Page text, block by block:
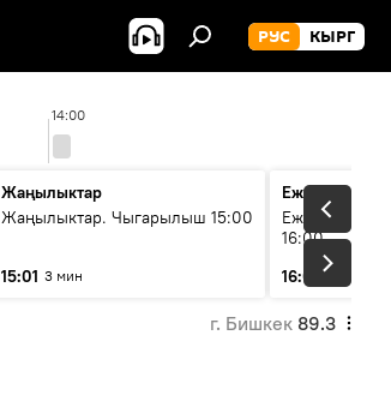
РУС КЫРГ
14:00
Жаңылыктар
Жаңылыктар. Чыгарылыш 15:00
15:01 3 мин
Ежедневные
Ежедневные
16:00
16:01
3 мин
г. Бишкек 89.3